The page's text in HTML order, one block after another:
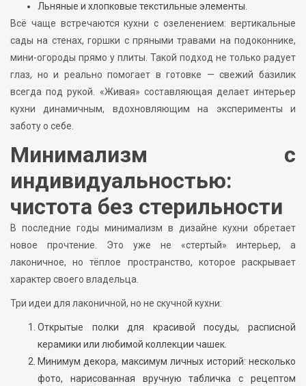
Льняные и хлопковые текстильные элементы.
Всё чаще встречаются кухни с озеленением: вертикальные
сады на стенах, горшки с пряными травами на подоконнике,
мини-огороды прямо у плиты. Такой подход не только радует
глаз, но и реально помогает в готовке — свежий базилик
всегда под рукой. «Живая» составляющая делает интерьер
кухни динамичным, вдохновляющим на эксперименты и
заботу о себе.
Минимализм с
индивидуальностью:
чистота без стерильности
В последние годы минимализм в дизайне кухни обретает
новое прочтение. Это уже не «стертый» интерьер, а
лаконичное, но тёплое пространство, которое раскрывает
характер своего владельца.
Три идеи для лаконичной, но не скучной кухни:
Открытые полки для красивой посуды, расписной
керамики или любимой коллекции чашек.
Минимум декора, максимум личных историй: несколько
фото, нарисованная вручную табличка с рецептом